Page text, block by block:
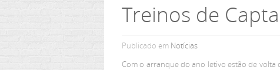
Treinos de
Publicado em Notícias
Com o arranque do ano letivo estão de volta